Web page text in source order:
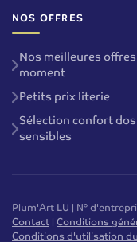
NOS OFFRES
Nos meilleures
moment
Petits prix literie
Sélection confort dos
sensibles
Plum'Art LU | N°
Contact | Conditions
Conditions d'utilisation